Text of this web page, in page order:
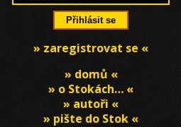
» zaregistrovat se «
» domů «
» o Stokách… «
» autoři «
» pište do Stok «